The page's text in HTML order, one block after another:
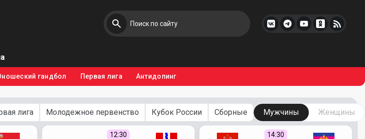
гандбол Первая лига Антидопинг
лига Молодежное первенство Кубок России Сборные Мужчины Женщины
12:30 14:30